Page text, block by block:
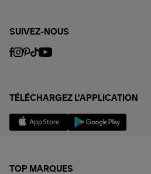
SUIVEZ-NOUS
TÉLÉCHARGEZ L'APPLICATION
TOP MARQUES